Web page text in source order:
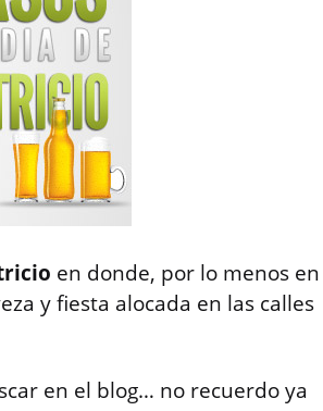
en donde, por lo menos en
y fiesta alocada en las calles
en el blog… no recuerdo ya